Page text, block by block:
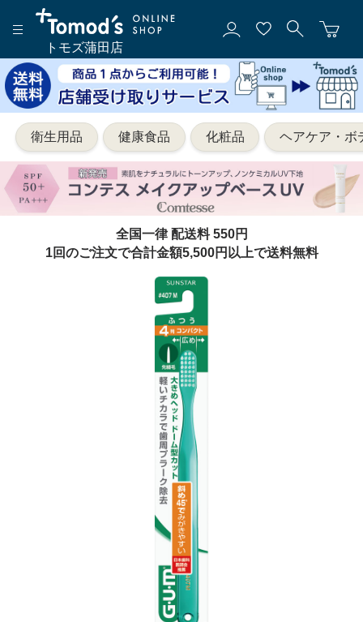
トモズ蒲田店
衛生用品 健康食品 化粧品 ヘアケア・ボ
全国一律 配送料 550円
1回のご注文で合計金額5,500円以上で送料無料